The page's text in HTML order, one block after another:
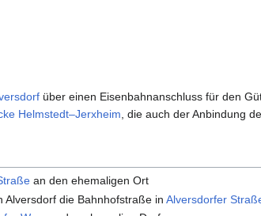
über einen Eisenbahnanschluss für den
Helmstedt–Jerxheim , die auch der Anbindung
an den ehemaligen Ort
Alversdorf die Bahnhofstraße inAlversdorfer